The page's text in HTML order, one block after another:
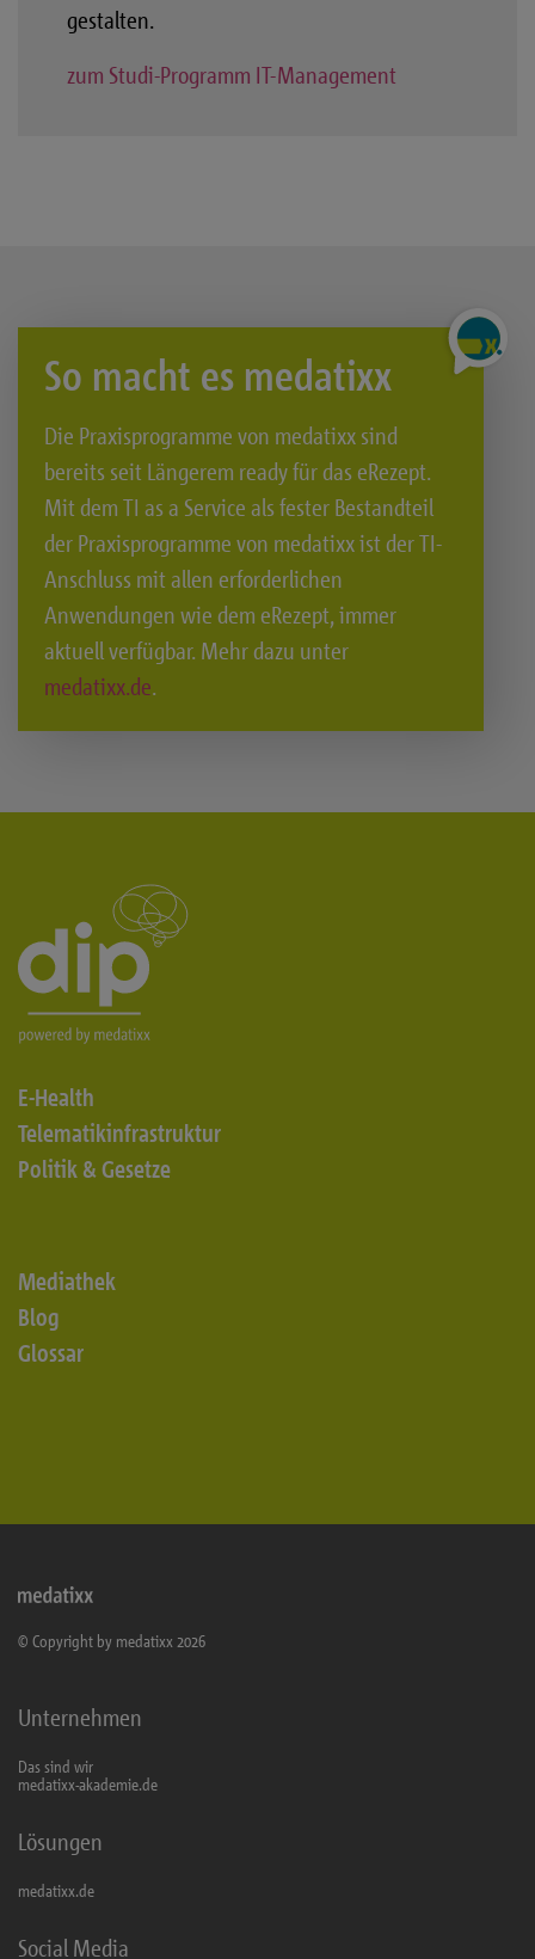
gestalten.
zum Studi-Programm IT-Management
So macht es medatixx
Die Praxisprogramme von medatixx sind
bereits seit Längerem ready für das eRezept.
Mit dem TI as a Service als fester Bestandteil
der Praxisprogramme von medatixx ist der TI-
Anschluss mit allen erforderlichen
Anwendungen wie dem eRezept, immer
aktuell verfügbar. Mehr dazu unter
medatixx.de.
E-Health
Telematikinfrastruktur
Politik & Gesetze
Mediathek
Blog
Glossar
© Copyright by medatixx 2026
Unternehmen
Das sind wir
medatixx-akademie.de
Lösungen
medatixx.de
Social Media